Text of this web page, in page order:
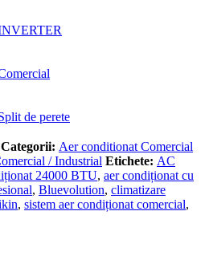
de perete
Categorii: Aer conditionat Comercial
/ Industrial Etichete: AC
24000 BTU, aer condiționat cu
, Bluevolution, climatizare
, sistem aer condiționat comercial,